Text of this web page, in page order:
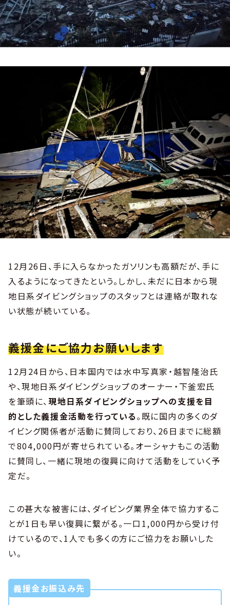
12月26日、手に入らなかったガソリンも高額だが、手に
入るようになってきたという。しかし、未だに日本から現
地日系ダイビングショップのスタッフとは連絡が取れな
い状態が続いている。
義援金にご協力お願いします
12月24日から、日本国内では水中写真家・越智隆治氏
や、現地日系ダイビングショップのオーナー・下釜宏氏
を筆頭に、現地日系ダイビングショップへの支援を目
的とした義援金活動を行っている。既に国内の多くのダ
イビング関係者が活動に賛同しており、26日までに総額
で804,000円が寄せられている。オーシャナもこの活動
に賛同し、一緒に現地の復興に向けて活動をしていく予
定だ。
この甚大な被害には、ダイビング業界全体で協力するこ
とが1日も早い復興に繋がる。一口1,000円から受け付
けているので、1人でも多くの方にご協力をお願いした
い。
義援金お振込み先